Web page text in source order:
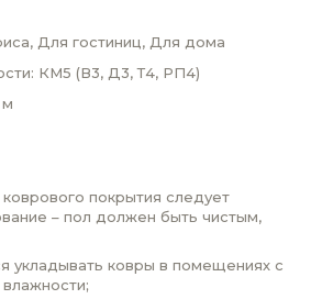
Для гостиниц, Для дома
КМ5 (В3, Д3, Т4, РП4)
м
покрытия следует
– пол должен быть чистым,
укладывать ковры в помещениях с